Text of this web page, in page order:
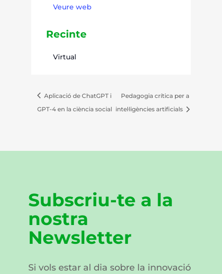
Recinte
Virtual
Veure web
Aplicació de ChatGPT i
GPT-4 en la ciència social
Pedagogia crítica per a
intel·ligències artificials
Subscriu-te a la
nostra
Newsletter
Si vols estar al dia sobre la innovació